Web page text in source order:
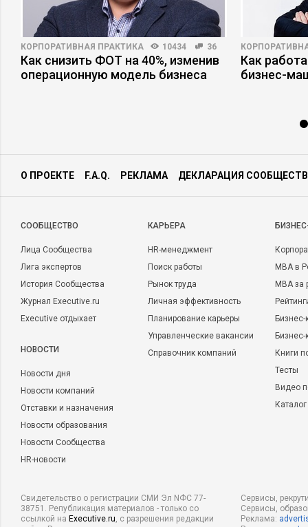
КОРПОРАТИВНАЯ ПРАКТИКА 10434 36
Как снизить ФОТ на 40%, изменив
операционную модель бизнеса
Как
бизнес-
О ПРОЕКТЕ F.A.Q. РЕКЛАМА ДЕКЛАРАЦИЯ
CООБЩЕСТВО
Лица Сообщества
Лига экспертов
История Сообщества
Журнал Executive.ru
Executive отдыхает
НОВОСТИ
Новости дня
Новости компаний
Отставки и назначения
Новости образования
Новости Сообщества
HR-новости
КАРЬЕРА
HR-менеджмент
Поиск работы
Рынок труда
Личная эффективность
Планирование карьеры
Управленческие вакансии
Справочник компаний
MBA в
MBA
Бизнес-
Книги
Тесты
Видео
Свидетельство о регистрации СМИ Эл NФС 77-
38751. Републикация материалов - только со
ссылкой на Executive.ru, с разрешения редакции
Сервисы,
Сервисы,
Реклама: